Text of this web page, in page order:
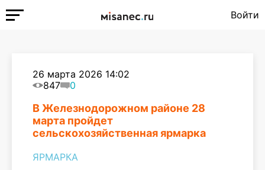
Войти
26 марта 2026 14:02
847
0
В Железнодорожном районе 28
марта пройдет
сельскохозяйственная ярмарка
ЯРМАРКА